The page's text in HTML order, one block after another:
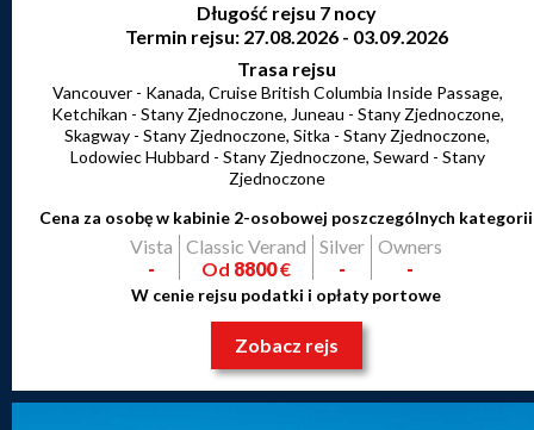
Długość rejsu 7 nocy
Termin rejsu: 27.08.2026 - 03.09.2026
Trasa rejsu
Vancouver - Kanada, Cruise British Columbia Inside Passage,
Ketchikan - Stany Zjednoczone, Juneau - Stany Zjednoczone,
Skagway - Stany Zjednoczone, Sitka - Stany Zjednoczone,
Lodowiec Hubbard - Stany Zjednoczone, Seward - Stany
Zjednoczone
Cena za osobę w kabinie 2-osobowej poszczególnych kategorii
Vista
-
Classic Verand
Od 8800€
Silver
-
Owners
-
W cenie rejsu podatki i opłaty portowe
Zobacz rejs